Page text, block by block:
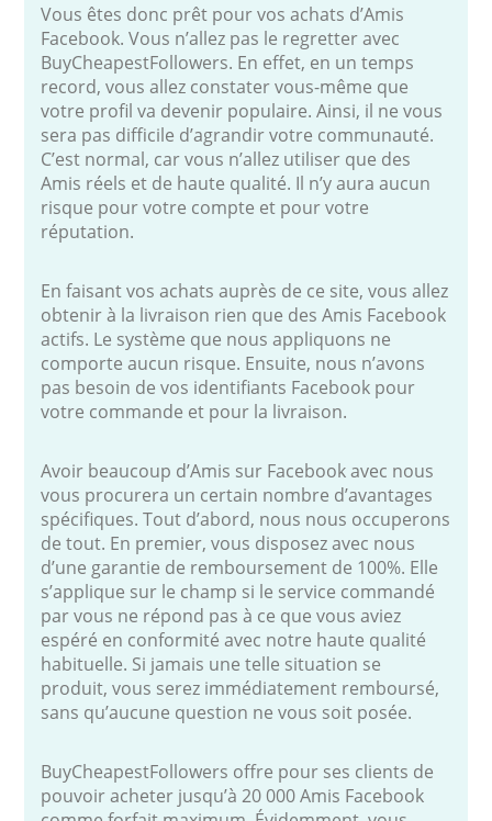
Vous êtes donc prêt pour vos achats d’Amis
Facebook. Vous n’allez pas le regretter avec
BuyCheapestFollowers. En effet, en un temps
record, vous allez constater vous-même que
votre profil va devenir populaire. Ainsi, il ne vous
sera pas difficile d’agrandir votre communauté.
C’est normal, car vous n’allez utiliser que des
Amis réels et de haute qualité. Il n’y aura aucun
risque pour votre compte et pour votre
réputation.
En faisant vos achats auprès de ce site, vous allez
obtenir à la livraison rien que des Amis Facebook
actifs. Le système que nous appliquons ne
comporte aucun risque. Ensuite, nous n’avons
pas besoin de vos identifiants Facebook pour
votre commande et pour la livraison.
Avoir beaucoup d’Amis sur Facebook avec nous
vous procurera un certain nombre d’avantages
spécifiques. Tout d’abord, nous nous occuperons
de tout. En premier, vous disposez avec nous
d’une garantie de remboursement de 100%. Elle
s’applique sur le champ si le service commandé
par vous ne répond pas à ce que vous aviez
espéré en conformité avec notre haute qualité
habituelle. Si jamais une telle situation se
produit, vous serez immédiatement remboursé,
sans qu’aucune question ne vous soit posée.
BuyCheapestFollowers offre pour ses clients de
pouvoir acheter jusqu’à 20 000 Amis Facebook